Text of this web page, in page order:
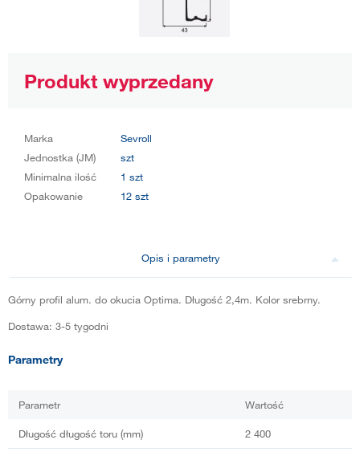
Produkt wyprzedany
Marka
Sevroll
Jednostka (JM)
szt
Minimalna ilość
1 szt
Opakowanie
12 szt
Opis i parametry
Górny profil alum. do okucia Optima. Długość 2,4m. Kolor srebrny.
Dostawa: 3-5 tygodni
Parametry
Parametr Wartość
Długość długość toru (mm) 2 400